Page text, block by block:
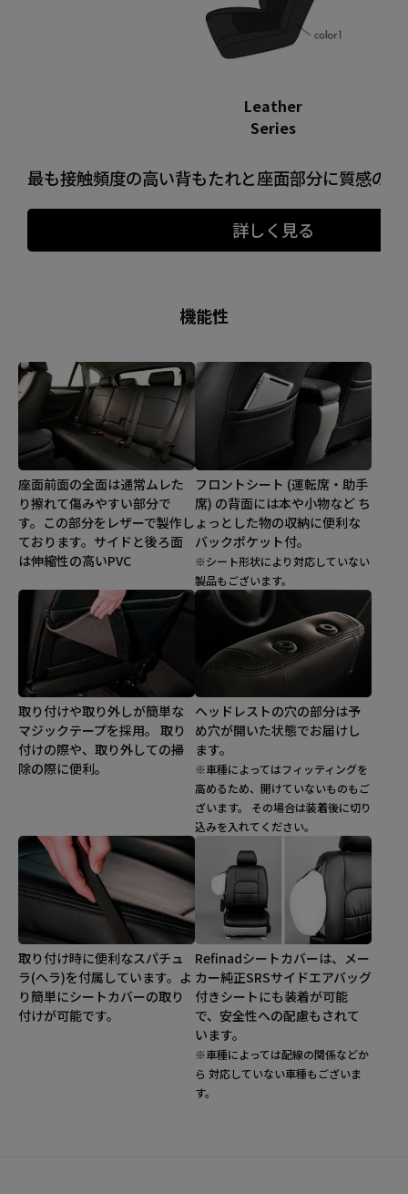
Leather
Series
最も接触頻度の高い背もたれと座面部分に質感の
詳しく見る
機能性
座面前面の全面は通常ムレた
り擦れて傷みやすい部分で
す。この部分をレザーで製作し
ております。サイドと後ろ面
は伸縮性の高いPVC
フロントシート (運転席・助手
席) の背面には本や小物など ち
ょっとした物の収納に便利な
バックポケット付。
※シート形状により対応していない
製品もございます。
取り付けや取り外しが簡単な
マジックテープを採用。 取り
付けの際や、取り外しての掃
除の際に便利。
ヘッドレストの穴の部分は予
め穴が開いた状態でお届けし
ます。
※車種によってはフィッティングを
高めるため、開けていないものもご
ざいます。 その場合は装着後に切り
込みを入れてください。
取り付け時に便利なスパチュ
ラ(ヘラ)を付属しています。よ
り簡単にシートカバーの取り
付けが可能です。
Refinadシートカバーは、メー
カー純正SRSサイドエアバッグ
付きシートにも装着が可能
で、安全性への配慮もされて
います。
※車種によっては配線の関係などか
ら 対応していない車種もございま
す。